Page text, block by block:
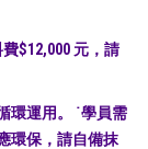
$12,000 元，請
環運用。 ˙學員需
環保，請自備抹